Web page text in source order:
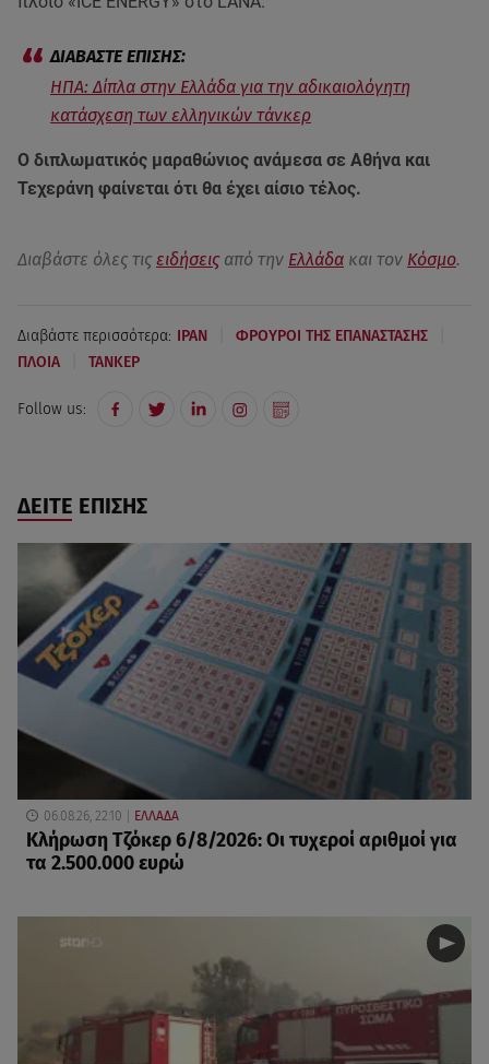
ΗΠΑ: Δίπλα στην Ελλάδα για την αδικαιολόγητη
κατάσχεση των ελληνικών τάνκερ
Ο διπλωματικός μαραθώνιος ανάμεσα σε Αθήνα και
Τεχεράνη φαίνεται ότι θα έχει αίσιο τέλος.
Διαβάστε όλες τις ειδήσεις από την Ελλάδα και τον Κόσμο.
Διαβάστε περισσότερα: ΙΡΑΝ ΦΡΟΥΡΟΙ ΤΗΣ ΕΠΑΝΑΣΤΑΣΗΣ
ΠΛΟΙΑ ΤΑΝΚΕΡ
Follow us:
ΔΕΙΤΕ ΕΠΙΣΗΣ
06.08.26, 22:10 ΕΛΛΑΔΑ
Κλήρωση Τζόκερ 6/8/2026: Οι τυχεροί αριθμοί για
τα 2.500.000 ευρώ